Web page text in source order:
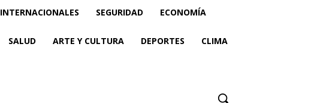
INTERNACIONALES SEGURIDAD ECONOMÍA
SALUD ARTE Y CULTURA DEPORTES CLIMA